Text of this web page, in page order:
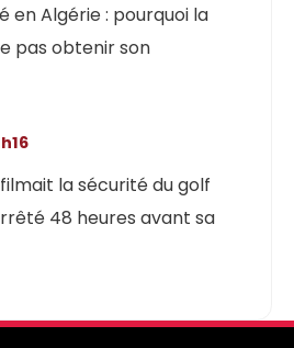
en Algérie : pourquoi la
pas obtenir son
la sécurité du golf
48 heures avant sa